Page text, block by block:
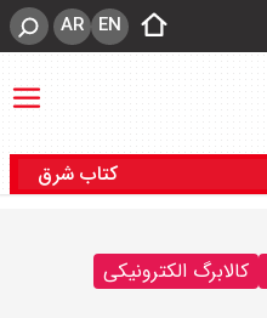
EN
AR
کتاب شرق
کالابرگ الکترونیکی